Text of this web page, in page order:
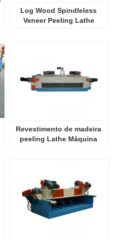
Log Wood Spindleless
Veneer Peeling Lathe
Revestimento de madeira
peeling Lathe Máquina